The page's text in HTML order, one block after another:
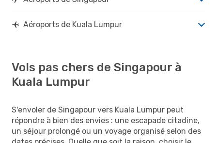
Aéroports de Kuala Lumpur
Vols pas chers de Singapour à
Kuala Lumpur
S'envoler de Singapour vers Kuala Lumpur peut
répondre à bien des envies : une escapade citadine,
un séjour prolongé ou un voyage organisé selon des